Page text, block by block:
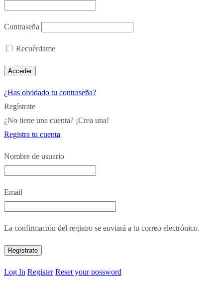
Contraseña
Recuérdame
¿Has olvidado tu contraseña?
Regístrate
¿No tiene una cuenta? ¡Crea una!
Registra tu cuenta
Nombre de usuario
Email
La confirmación del registro se enviará a tu correo electrónico.
Log In Register Reset your possword